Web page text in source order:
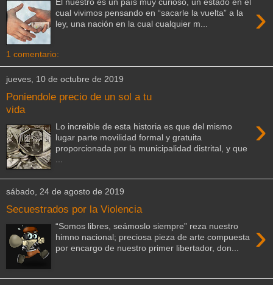
›
El nuestro es un país muy curioso, un estado en el
cual vivimos pensando en “sacarle la vuelta” a la
ley, una nación en la cual cualquier m...
1 comentario:
jueves, 10 de octubre de 2019
Poniendole precio de un sol a tu
vida
›
Lo increible de esta historia es que del mismo
lugar parte movilidad formal y gratuita
proporcionada por la municipalidad distrital, y que
...
sábado, 24 de agosto de 2019
Secuestrados por la Violencia
›
“Somos libres, seámoslo siempre” reza nuestro
himno nacional; preciosa pieza de arte compuesta
por encargo de nuestro primer libertador, don...